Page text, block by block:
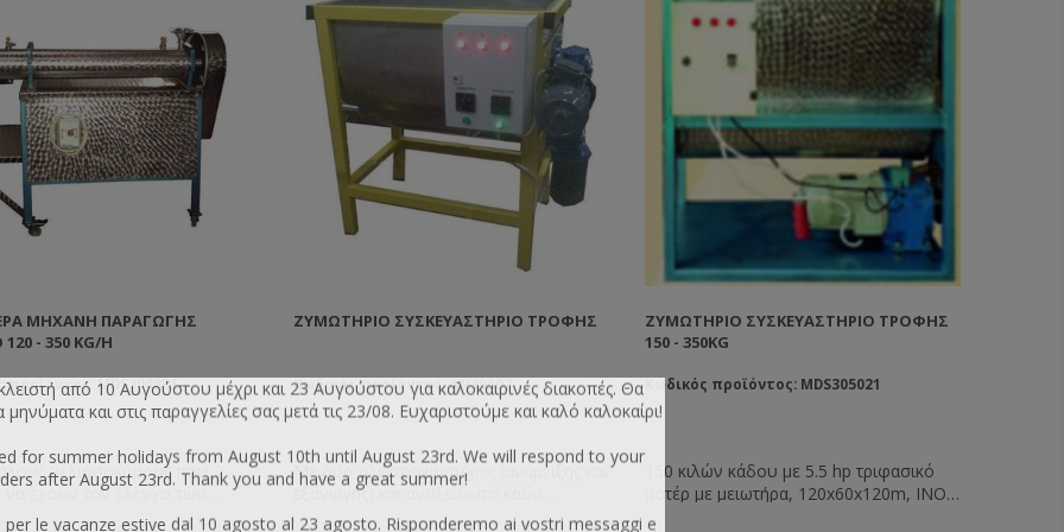
ΜΗΧΑΝΉ ΠΑΡΑΓΩΓΉΣ
120 - 350 KG/H
προϊόντος: MDS300801
μελισσοκόμους που
έχουν τον έλεγχο των
ή για όσους θέλουν να
ΖΥΜΩΤΉΡΙΟ ΣΥΣΚΕΥΑΣΤΉΡΙΟ ΤΡΟΦΉΣ
Κωδικός προϊόντος: AN30502
Με δυο ηλεκτροκινητήρες (ανάμειξης και
εξαγωγής) και ανοξείδωτο κάδο
ζύμωσης. Ζυμώνει μέλι, ζάχαρη και
ΖΥΜΩΤΉΡΙΟ ΣΥΣΚΕΥΑΣΤΉΡΙΟ ΤΡΟΦΉΣ
150 - 350KG
Κωδικός προϊόντος: MDS305021
150 κιλών κάδου με 5.5 hp τριφασικό
μοτέρ με μειωτήρα, 120x60x120m, INOX
304 - 2,5mm.
από 10 Αυγούστου μέχρι και 23 Αυγούστου για καλοκαιρινές διακοπές. Θα
και στις παραγγελίες σας μετά τις 23/08. Ευχαριστούμε και καλό καλοκαίρι!
for summer holidays from August 10th until August 23rd. We will respond to your
after August 23rd. Thank you and have a great summer!
per le vacanze estive dal 10 agosto al 23 agosto. Risponderemo ai vostri messaggi e